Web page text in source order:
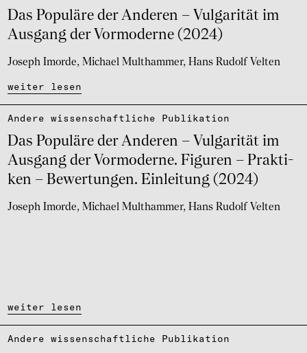
Das Popu­läre der Ande­ren – Vulga­ri­tät im
Ausgang der Vormo­derne (2024)
Joseph Imorde Michael Multhammer Hans Rudolf Velten
weiter lesen
Das Popu­läre der Ande­ren – Vulga­ri­tät im
Ausgang der Vormo­derne. Figu­ren – Prak­ti­
ken – Bewer­tun­gen. Einlei­tung (2024)
Andere wissen­schaft­li­che Publi­ka­tion
Joseph Imorde Michael Multhammer Hans Rudolf Velten
weiter lesen
Andere wissen­schaft­li­che Publi­ka­tion